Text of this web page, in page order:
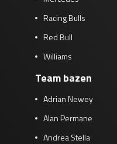
Racing Bulls
Red Bull
Williams
Team bazen
Adrian Newey
Alan Permane
Andrea Stella